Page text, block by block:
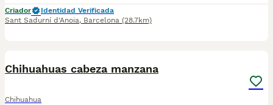
Criador
Identidad Verificada
Sant Sadurní d'Anoia, Barcelona (28.7km)
Chihuahuas cabeza manzana
Chihuahua